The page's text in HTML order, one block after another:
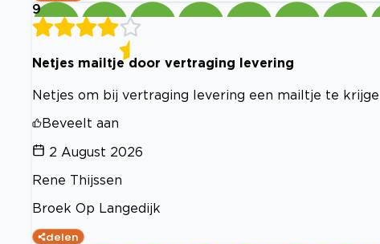
9
Netjes mailtje door vertraging levering
Netjes om bij vertraging levering een mailtje te
Beveelt aan
2 August 2026
Rene Thijssen
Broek Op Langedijk
delen